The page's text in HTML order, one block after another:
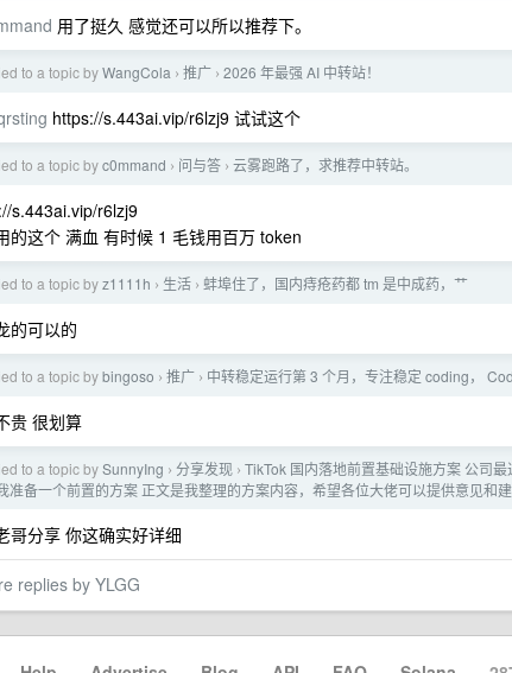
用了挺久 感觉还可以所以推荐下。
to a topic byWangCola › 推广 › 2026 年最强 AI 中转站！
https://s.443ai.vip/r6lzj9 试试这个
to a topic byc0mmand › 问与答 › 云雾跑路了，求推荐中转站。
s.443ai.vip/r6lzj9
的这个 满血 有时候 1 毛钱用百万 token
to a topic byz1111h › 生活 › 蚌埠住了，国内痔疮药都 tm 是中成药，艹
的可以的
to a topic bybingoso › 推广 › 中转稳定运行第 3 个月，专注稳定 coding，
贵 很划算
to a topic bySunnyIng › 分享发现 › TikTok 国内落地前置基础设施方案 公司
准备一个前置的方案 正文是我整理的方案内容，希望各位大佬可以提供意见和
哥分享 你这确实好详细
replies by YLGG